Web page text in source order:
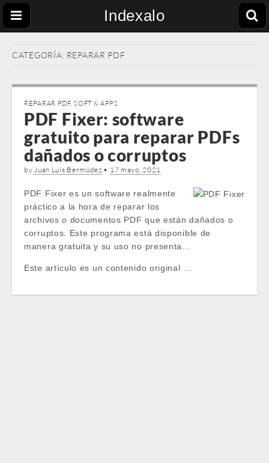
Indexalo
CATEGORÍA: REPARAR PDF
REPARAR PDF,SOFT & APPS
PDF Fixer: software
gratuito para reparar PDFs
dañados o corruptos
byJuan Luis Bermúdez • 17 mayo, 2021
PDF Fixer es un software realmente
práctico a la hora de reparar los
archivos o documentos PDF que están dañados o
corruptos. Este programa está disponible de
manera gratuita y su uso no presenta...
Este artículo es un contenido original …